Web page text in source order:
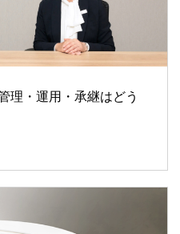
理・運用・承継はどう